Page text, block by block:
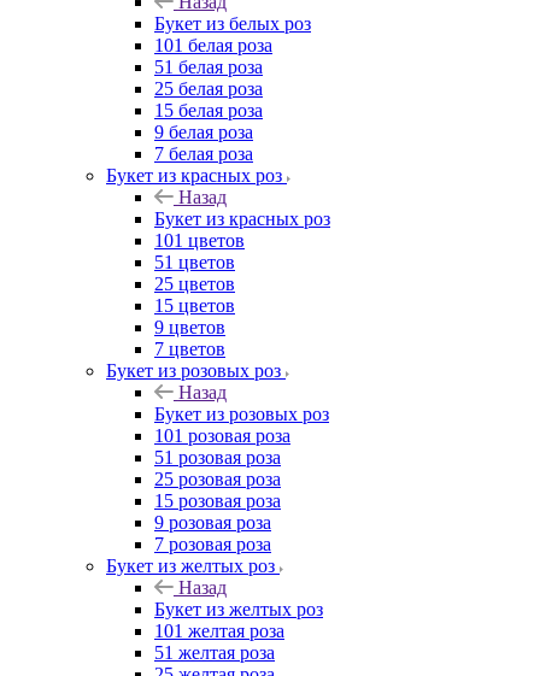
Букет из белых роз
101 белая роза
51 белая роза
25 белая роза
15 белая роза
9 белая роза
7 белая роза
Букет из красных роз
Назад
Букет из красных роз
101 цветов
51 цветов
25 цветов
15 цветов
9 цветов
7 цветов
Букет из розовых роз
Назад
Букет из розовых роз
101 розовая роза
51 розовая роза
25 розовая роза
15 розовая роза
9 розовая роза
7 розовая роза
Букет из желтых роз
Назад
Букет из желтых роз
101 желтая роза
51 желтая роза